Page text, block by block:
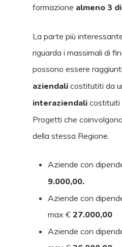
formazione almeno 3
La parte più
riguarda i massimali di
possono essere
aziendalicostitutiti da
interaziendalicostituiti
Progetti che
della stessa Regione.
Aziende con
9.000,00.
Aziende con
max € 27.000,00
Aziende con